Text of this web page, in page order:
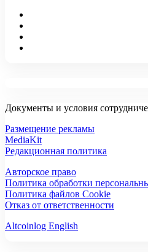
Документы и условия
Размещение рекламы
MediaKit
Редакционная политика
Авторское право
Политика обработки
Политика файлов Cookie
Отказ от ответственности
Altcoinlog English